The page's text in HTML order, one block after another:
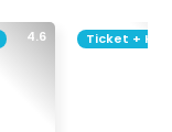
4.6 Ticket +